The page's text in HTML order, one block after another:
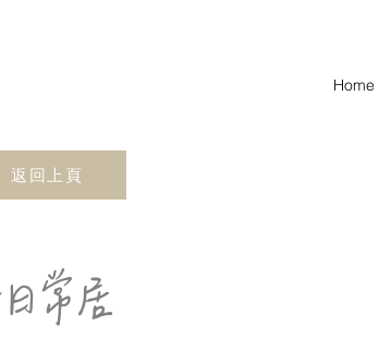
Home
返回上頁
常居